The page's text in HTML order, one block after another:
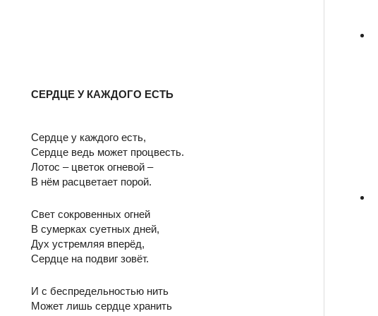
СЕРДЦЕ У КАЖДОГО ЕСТЬ
Сердце у каждого есть,
Сердце ведь может процвесть.
Лотос – цветок огневой –
В нём расцветает порой.
Свет сокровенных огней
В сумерках суетных дней,
Дух устремляя вперёд,
Сердце на подвиг зовёт.
И с беспредельностью нить
Может лишь сердце хранить